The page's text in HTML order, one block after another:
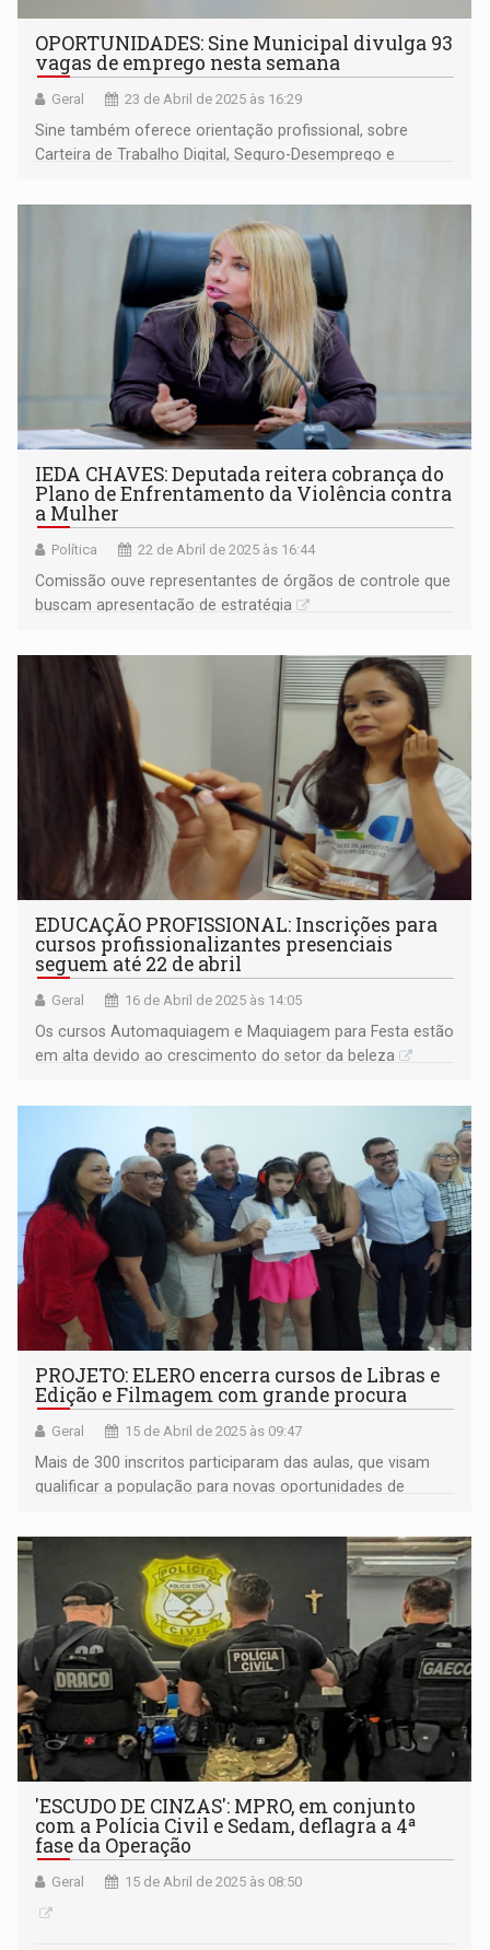
OPORTUNIDADES: Sine Municipal divulga 93
vagas de emprego nesta semana
Geral 23 de Abril de 2025 às 16:29
Sine também oferece orientação profissional, sobre
Carteira de Trabalho Digital, Seguro-Desemprego e
IEDA CHAVES: Deputada reitera cobrança do
Plano de Enfrentamento da Violência contra
a Mulher
Política 22 de Abril de 2025 às 16:44
Comissão ouve representantes de órgãos de controle que
buscam apresentação de estratégia
EDUCAÇÃO PROFISSIONAL: Inscrições para
cursos profissionalizantes presenciais
seguem até 22 de abril
Geral 16 de Abril de 2025 às 14:05
Os cursos Automaquiagem e Maquiagem para Festa estão
em alta devido ao crescimento do setor da beleza
PROJETO: ELERO encerra cursos de Libras e
Edição e Filmagem com grande procura
Geral 15 de Abril de 2025 às 09:47
Mais de 300 inscritos participaram das aulas, que visam
qualificar a população para novas oportunidades de
'ESCUDO DE CINZAS': MPRO, em conjunto
com a Polícia Civil e Sedam, deflagra a 4ª
fase da Operação
Geral 15 de Abril de 2025 às 08:50